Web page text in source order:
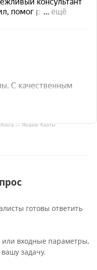
— Яндекс Карты
готовы ответить
или входные параметры,
задачу.